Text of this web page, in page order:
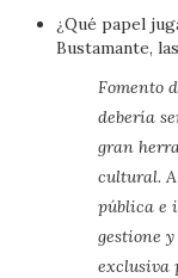
¿Qué papel
Bustamante,
Fomento
debería
gran
cultural.
pública e
gestione
exclusiva